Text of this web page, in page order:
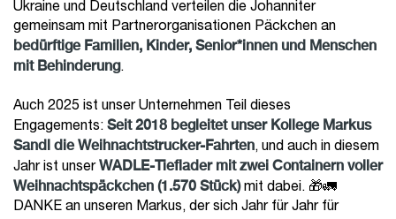
Ukraine und Deutschland verteilen die Johanniter
gemeinsam mit Partnerorganisationen Päckchen an
bedürftige Familien, Kinder, Senior*innen und Menschen
mit Behinderung.
Auch 2025 ist unser Unternehmen Teil dieses
Engagements: Seit 2018 begleitet unser Kollege Markus
Sandl die Weihnachtstrucker-Fahrten, und auch in diesem
Jahr ist unserWADLE-Tieflader mit zwei Containern voller
Weihnachtspäckchen (1.570 Stück)mit dabei. 🎁🚛
DANKE an unseren Markus, der sich Jahr für Jahr für